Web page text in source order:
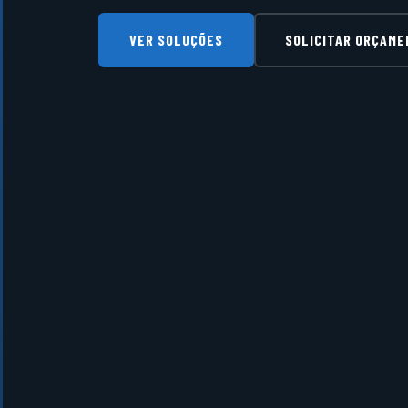
VER SOLUÇÕES SOLICITAR